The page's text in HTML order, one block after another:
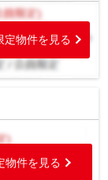
定物件を見る
物件を見る